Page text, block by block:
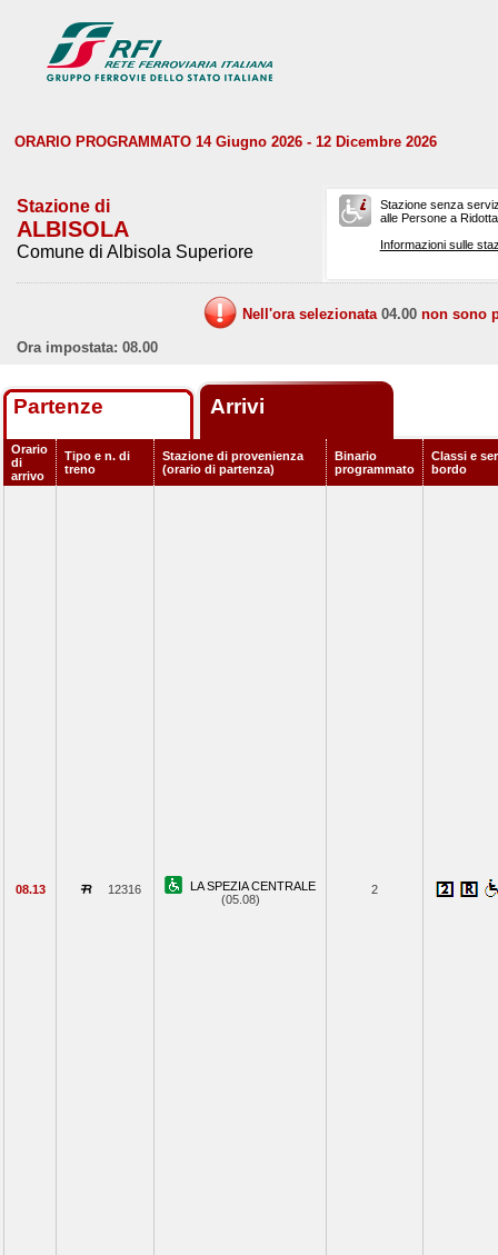
ORARIO PROGRAMMATO 14 Giugno 2026 - 12 Dicembre 2026
Stazione di
ALBISOLA
Comune di Albisola Superiore
Stazione senza
alle Persone a
Informazioni sulle
Nell'ora selezionata 04.00 non sono
Ora impostata: 08.00
Partenze Arrivi
Orario
di
arrivo
Tipo e n. di
treno
Stazione di provenienza
(orario di partenza)
Binario
programmato
Classi e
bordo
08.13 12316
LA SPEZIA CENTRALE
(05.08)
2